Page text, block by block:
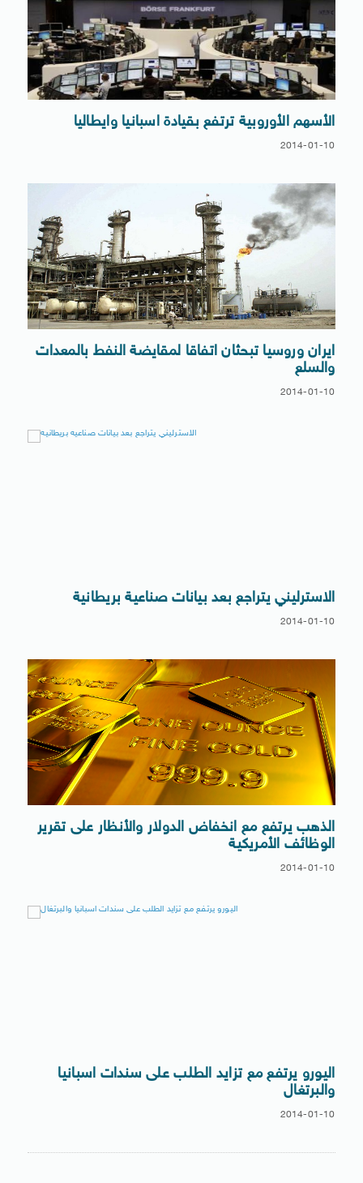
الأسهم الأوروبية ترتفع بقيادة اسبانيا وايطاليا
2014-01-10
ايران وروسيا تبحثان اتفاقا لمقايضة النفط بالمعدات
والسلع
2014-01-10
الاسترليني يتراجع بعد بيانات صناعية بريطانية
2014-01-10
الذهب يرتفع مع انخفاض الدولار والأنظار على تقرير
الوظائف الأمريكية
2014-01-10
اليورو يرتفع مع تزايد الطلب على سندات اسبانيا
والبرتغال
2014-01-10